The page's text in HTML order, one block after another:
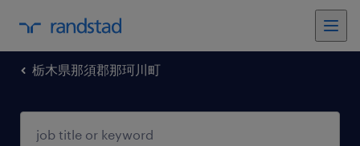
栃木県那須郡那珂川町